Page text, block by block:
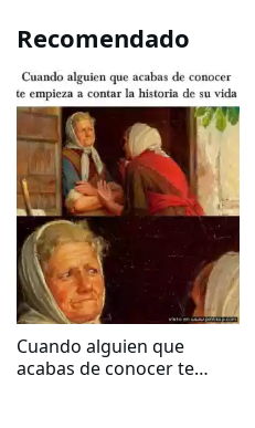
Recomendado
Cuando alguien que
acabas de conocer te